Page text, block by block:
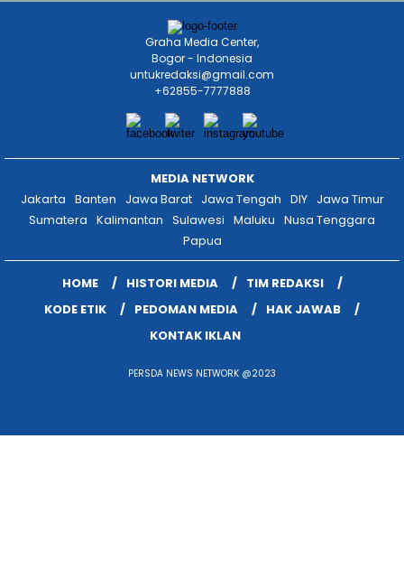
Graha Media Center,
Bogor - Indonesia
untukredaksi@gmail.com
+62855-7777888
MEDIA NETWORK
Jakarta Banten Jawa Barat Jawa Tengah DIY
Jawa Timur
Sumatera Kalimantan Sulawesi Maluku Nusa Tenggara
Papua
HOME HISTORI MEDIA
TIM REDAKSI
KODE ETIK
PEDOMAN MEDIA
HAK JAWAB
KONTAK IKLAN
PERSDA NEWS NETWORK @2023